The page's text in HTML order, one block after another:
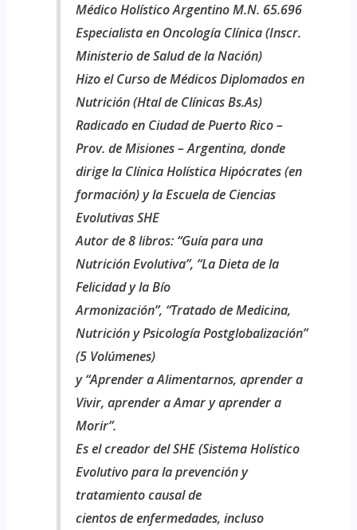
Médico Holístico Argentino M.N. 65.696
Especialista en Oncología Clínica (Inscr.
Ministerio de Salud de la Nación)
Hizo el Curso de Médicos Diplomados en
Nutrición (Htal de Clínicas Bs.As)
Radicado en Ciudad de Puerto Rico –
Prov. de Misiones – Argentina, donde
dirige la Clínica Holística Hipócrates (en
formación) y la Escuela de Ciencias
Evolutivas SHE
Autor de 8 libros: “Guía para una
Nutrición Evolutiva”, “La Dieta de la
Felicidad y la Bío
Armonización”, “Tratado de Medicina,
Nutrición y Psicología Postglobalización”
(5 Volúmenes)
y “Aprender a Alimentarnos, aprender a
Vivir, aprender a Amar y aprender a
Morir”.
Es el creador del SHE (Sistema Holístico
Evolutivo para la prevención y
tratamiento causal de
cientos de enfermedades, incluso